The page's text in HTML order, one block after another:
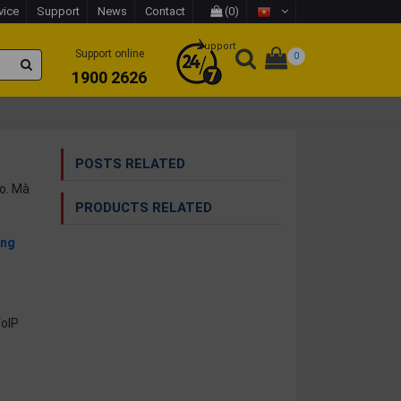
Support News Contact (0)
Support online
1900 2626
Support
0
Mà
POSTS RELATED
PRODUCTS RELATED